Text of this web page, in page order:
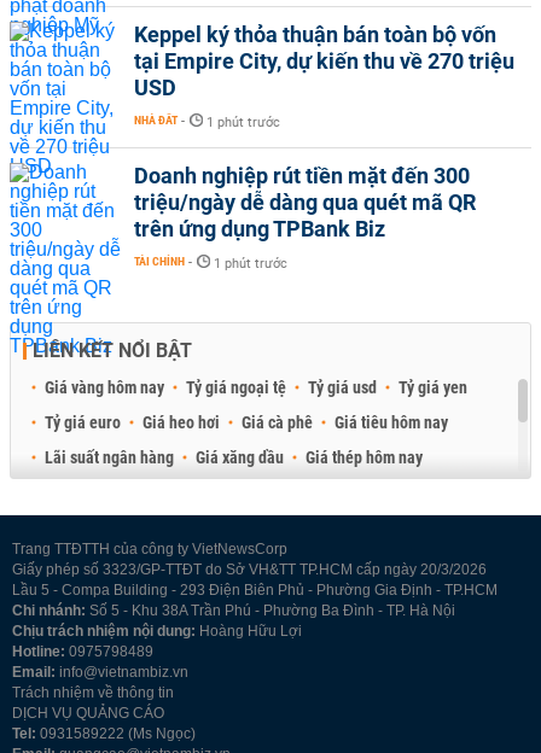
Keppel ký thỏa thuận bán toàn bộ vốn
tại Empire City, dự kiến thu về 270 triệu
USD
NHÀ ĐẤT - 1 phút trước
Doanh nghiệp rút tiền mặt đến 300
triệu/ngày dễ dàng qua quét mã QR
trên ứng dụng TPBank Biz
TÀI CHÍNH - 1 phút trước
LIÊN KẾT NỔI BẬT
Giá vàng hôm nay Tỷ giá ngoại tệ Tỷ giá usd
Tỷ giá yen
Tỷ giá euro
Giá heo hơi Giá cà phê
Giá tiêu hôm nay
Lãi suất ngân hàng
Giá xăng dầu
Giá thép hôm nay
Trang TTĐTTH của công ty VietNewsCorp
Giấy phép số 3323/GP-TTĐT do Sở VH&TT TP.HCM cấp ngày 20/3/2026
Lầu 5 - Compa Building - 293 Điện Biên Phủ - Phường Gia Định - TP.HCM
Chi nhánh: Số 5 - Khu 38A Trần Phú - Phường Ba Đình - TP. Hà Nội
Chịu trách nhiệm nội dung: Hoàng Hữu Lợi
Hotline: 0975798489
Email: info@vietnambiz.vn
Trách nhiệm về thông tin
DỊCH VỤ QUẢNG CÁO
Tel: 0931589222 (Ms Ngọc)